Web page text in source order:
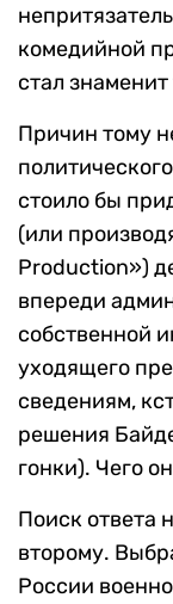
комедийной
стал
Причин тому
стоило бы
(или
Production»)
впереди
собственной
уходящего
сведениям,
решения
гонки). Чего
Поиск ответа
второму.
России